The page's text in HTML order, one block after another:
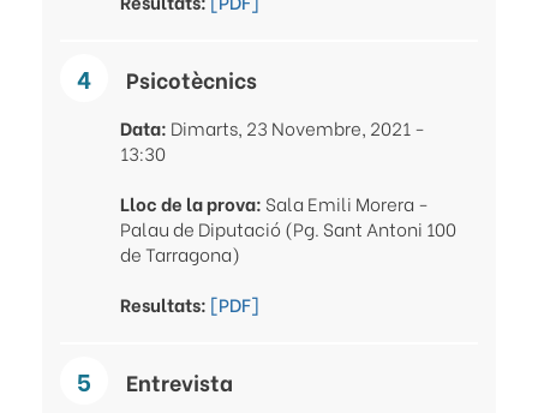
Psicotècnics
Data: Dimarts, 23 Novembre, 2021 -
13:30
Lloc de la prova: Sala Emili Morera -
Palau de Diputació (Pg. Sant Antoni 100
de Tarragona)
Resultats: [PDF]
Entrevista